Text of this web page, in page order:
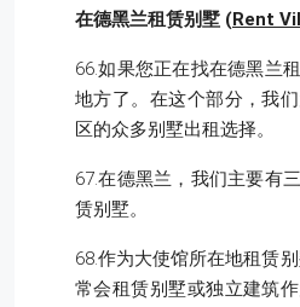
在德黑兰租赁别墅 (Rent
66.如果您正在找在德黑兰
地方了。在这个部分，我
区的众多别墅出租选择。
67.在德黑兰，我们主要有
赁别墅。
68.作为大使馆所在地租赁
常会租赁别墅或独立建筑